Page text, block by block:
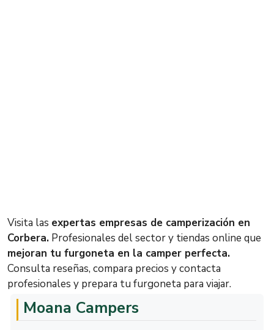
Visita las expertas empresas de camperización en
Corbera. Profesionales del sector y tiendas online que
mejoran tu furgoneta en la camper perfecta.
Consulta reseñas, compara precios y contacta
profesionales y prepara tu furgoneta para viajar.
Moana Campers